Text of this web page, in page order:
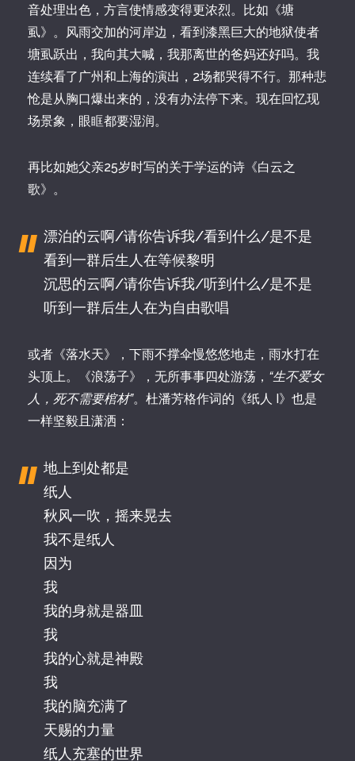
音处理出色，方言使情感变得更浓烈。比如《塘
虱》。风雨交加的河岸边，看到漆黑巨大的地狱使者
塘虱跃出，我向其大喊，我那离世的爸妈还好吗。我
连续看了广州和上海的演出，2场都哭得不行。那种悲
怆是从胸口爆出来的，没有办法停下来。现在回忆现
场景象，眼眶都要湿润。
再比如她父亲25岁时写的关于学运的诗《白云之
歌》。
漂泊的云啊/请你告诉我/看到什么/是不是
看到一群后生人在等候黎明
沉思的云啊/请你告诉我/听到什么/是不是
听到一群后生人在为自由歌唱
或者《落水天》，下雨不撑伞慢悠悠地走，雨水打在
头顶上。《浪荡子》，无所事事四处游荡， “生不爱女
人，死不需要棺材”。杜潘芳格作词的《纸人 I》也是
一样坚毅且潇洒：
地上到处都是
纸人
秋风一吹，摇来晃去
我不是纸人
因为
我
我的身就是器皿
我
我的心就是神殿
我
我的脑充满了
天赐的力量
纸人充塞的世界